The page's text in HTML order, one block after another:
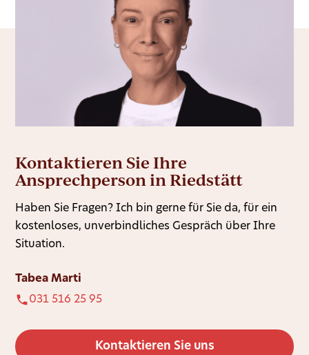
Kontaktieren Sie Ihre
Ansprechperson in Riedstätt
Haben Sie Fragen? Ich bin gerne für Sie da, für ein
kostenloses, unverbindliches Gespräch über Ihre
Situation.
Tabea Marti
031 516 25 95
Kontaktieren Sie uns